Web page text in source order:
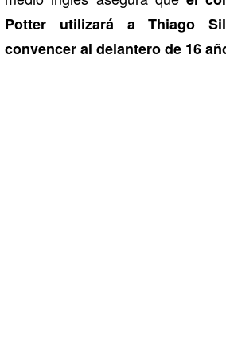
Potter utilizará a Thiago
convencer al delantero de 16